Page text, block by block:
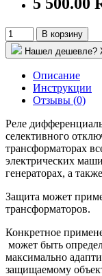
В корзину
Нашел дешевле?
Описание
Инструкции
Отзывы (0)
Реле
селективного
трансформаторах
электрических
генераторах, а
Защита может
трансформаторов.
Конкретное
может быть
максимально
защищаемому